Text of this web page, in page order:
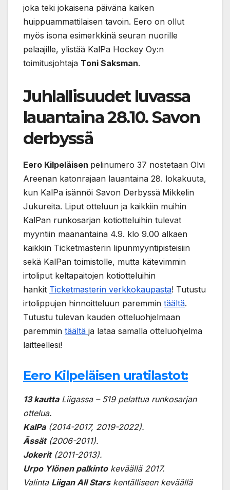
joka teki jokaisena päivänä kaiken
huippuammattilaisen tavoin. Eero on ollut
myös isona esimerkkinä seuran nuorille
pelaajille, ylistää KalPa Hockey Oy:n
toimitusjohtaja Toni Saksman.
Juhlallisuudet luvassa
lauantaina 28.10. Savon
derbyssä
Eero Kilpeläisen pelinumero 37 nostetaan Olvi
Areenan katonrajaan lauantaina 28. lokakuuta,
kun KalPa isännöi Savon Derbyssä Mikkelin
Jukureita. Liput otteluun ja kaikkiin muihin
KalPan runkosarjan kotiotteluihin tulevat
myyntiin maanantaina 4.9. klo 9.00 alkaen
kaikkiin Ticketmasterin lipunmyyntipisteisiin
sekä KalPan toimistolle, mutta kätevimmin
irtoliput keltapaitojen kotiotteluihin
hankit Ticketmasterin verkkokaupasta! Tutustu
irtolippujen hinnoitteluun paremmin täältä.
Tutustu tulevan kauden otteluohjelmaan
paremmin täältä ja lataa samalla otteluohjelma
laitteellesi!
Eero Kilpeläisen uratilastot:
13 kauttaLiigassa – 519 pelattua runkosarjan
ottelua.
KalPa(2014-2017, 2019-2022).
Ässät(2006-2011).
Jokerit(2011-2013).
Urpo Ylönen palkintokeväällä 2017.
Valinta Liigan All Starskentälliseen keväällä